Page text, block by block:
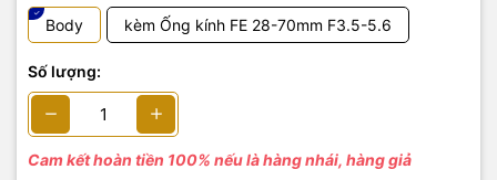
Body
kèm Ống kính FE 28-70mm F3.5-5.6
Số lượng:
Cam kết hoàn tiền 100% nếu là hàng nhái, hàng giả